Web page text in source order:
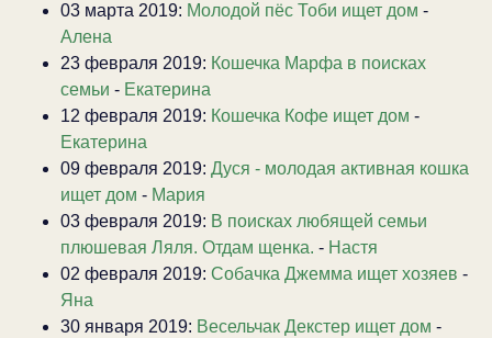
03 марта 2019: Молодой пёс Тоби ищет дом -
Алена
23 февраля 2019: Кошечка Марфа в поисках
семьи - Екатерина
12 февраля 2019: Кошечка Кофе ищет дом -
Екатерина
09 февраля 2019: Дуся - молодая активная кошка
ищет дом - Мария
03 февраля 2019: В поисках любящей семьи
плюшевая Ляля. Отдам щенка. - Настя
02 февраля 2019: Собачка Джемма ищет хозяев -
Яна
30 января 2019: Весельчак Декстер ищет дом -